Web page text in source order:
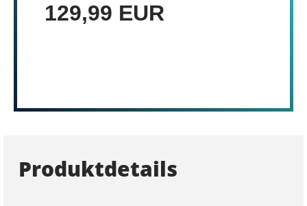
129,99 EUR
Produktdetails